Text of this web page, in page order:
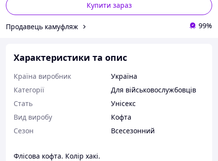
Купити зараз
Продавець камуфляж 99%
Характеристики та опис
Країна виробник
Україна
Категорії
Для військовослужбовців
Стать
Унісекс
Вид виробу
Кофта
Сезон
Всесезонний
Флісова кофта. Колір хакі.